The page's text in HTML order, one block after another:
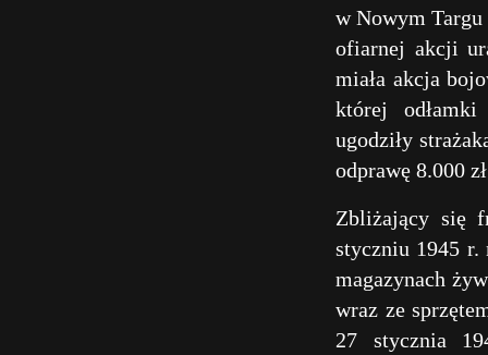
w Nowym
ofiarnej akcji
miała akcja
której
ugodziły
odprawę 8.000
Zbliżający się
styczniu 1945 r.
magazynach
wraz ze
27 stycznia